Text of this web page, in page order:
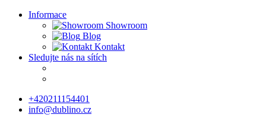
Informace
Showroom
Blog
Kontakt
Sledujte nás na sítích
+420211154401
info@dublino.cz